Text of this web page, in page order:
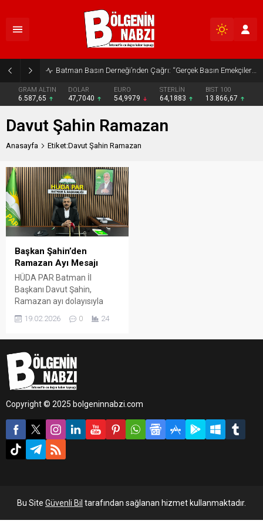
Batman Basın Derneği’nden Çağrı: “Gerçek Basın Emekçileri Desteklenmeli”
GRAM ALTIN
6.587,65
DOLAR
47,7040
EURO
54,9979
STERLİN
64,1883
BIST 100
13.866,67
Davut Şahin Ramazan
Anasayfa Etiket:Davut Şahin Ramazan
Başkan Şahin’den
Ramazan Ayı Mesajı
HÜDA PAR Batman İl
Başkanı Davut Şahin,
Ramazan ayı dolayısıyla
Perşembe günü mübarek
etti.
19.02.2026 0 24
Copyright © 2025 bolgeninnabzi.com
Bu Site Güvenli Bil tarafından sağlanan hizmet kullanmaktadır.